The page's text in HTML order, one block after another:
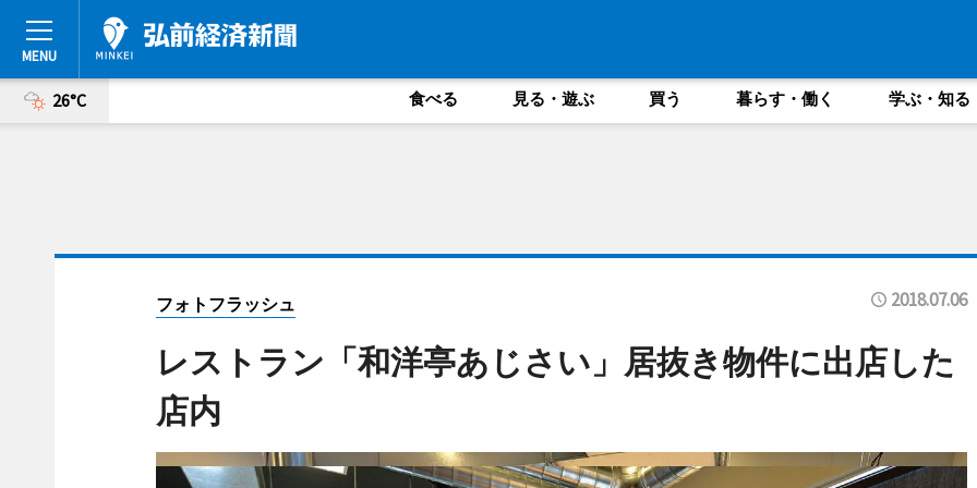
26°C 食べる 見る・遊ぶ 買う 暮らす・働く 学ぶ・知る
フォトフラッシュ 2018.07.06
レストラン「和洋亭あじさい」居抜き物件に出店した
店内